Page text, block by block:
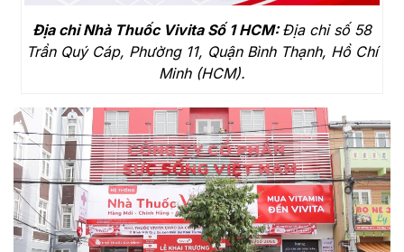
Địa chỉ Nhà Thuốc Vivita Số 1 HCM:Địa chỉ số 58
Trần Quý Cáp, Phường 11, Quận Bình Thạnh, Hồ Chí
Minh (HCM).